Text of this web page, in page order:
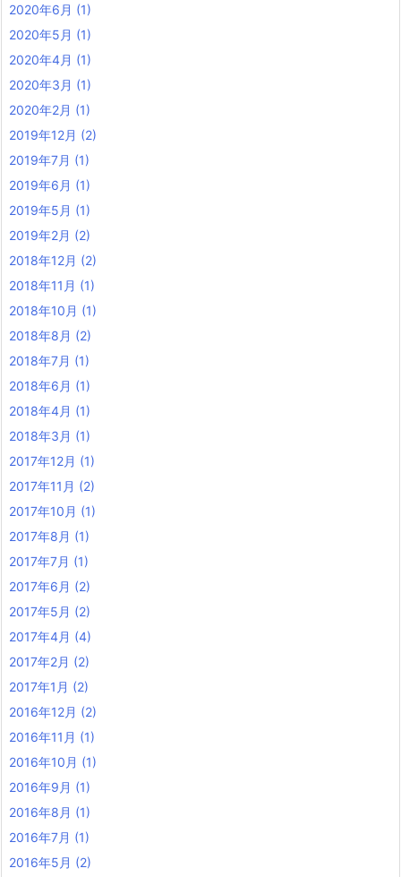
2020年6月 (1)
2020年5月 (1)
2020年4月 (1)
2020年3月 (1)
2020年2月 (1)
2019年12月 (2)
2019年7月 (1)
2019年6月 (1)
2019年5月 (1)
2019年2月 (2)
2018年12月 (2)
2018年11月 (1)
2018年10月 (1)
2018年8月 (2)
2018年7月 (1)
2018年6月 (1)
2018年4月 (1)
2018年3月 (1)
2017年12月 (1)
2017年11月 (2)
2017年10月 (1)
2017年8月 (1)
2017年7月 (1)
2017年6月 (2)
2017年5月 (2)
2017年4月 (4)
2017年2月 (2)
2017年1月 (2)
2016年12月 (2)
2016年11月 (1)
2016年10月 (1)
2016年9月 (1)
2016年8月 (1)
2016年7月 (1)
2016年5月 (2)